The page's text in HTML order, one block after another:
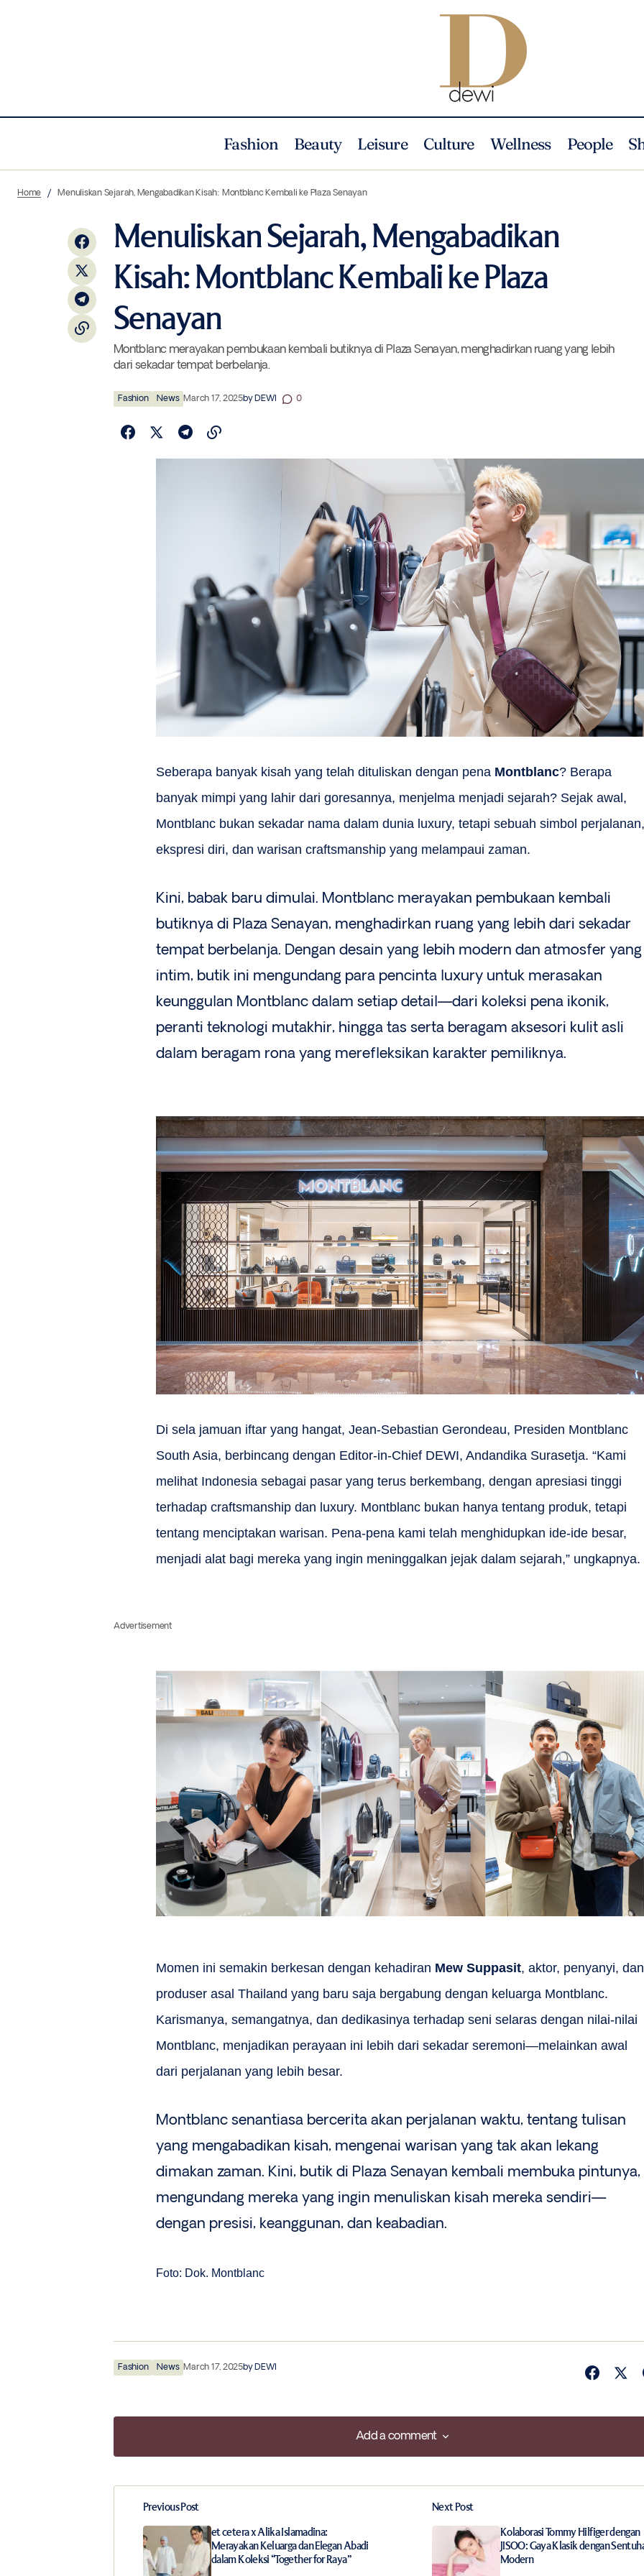
Fashion Beauty Leisure Culture Wellness People
Keluarga dan Elegan Abadi dalam Koleksi
Fashion News Menuliskan Sejarah, Mengabadikan Kisah: Montblanc Kembali ke
Home Menuliskan Sejarah, Mengabadikan Kisah: Montblanc Kembali ke Plaza Senayan
Menuliskan Sejarah, Mengabadikan
Kisah: Montblanc Kembali ke Plaza
Senayan
Montblanc merayakan pembukaan kembali butiknya di Plaza Senayan, menghadirkan ruang yang lebih
dari sekadar tempat berbelanja.
Fashion News March 17, 2025byDEWI 0
Seberapa banyak kisah yang telah dituliskan dengan pena Montblanc? Berapa
banyak mimpi yang lahir dari goresannya, menjelma menjadi sejarah? Sejak awal,
Montblanc bukan sekadar nama dalam dunia luxury, tetapi sebuah simbol perjalanan,
ekspresi diri, dan warisan craftsmanship yang melampaui zaman.
Kini, babak baru dimulai. Montblanc merayakan pembukaan kembali
butiknya di Plaza Senayan, menghadirkan ruang yang lebih dari sekadar
tempat berbelanja. Dengan desain yang lebih modern dan atmosfer yang
intim, butik ini mengundang para pencinta luxury untuk merasakan
keunggulan Montblanc dalam setiap detail—dari koleksi pena ikonik,
peranti teknologi mutakhir, hingga tas serta beragam aksesori kulit asli
dalam beragam rona yang merefleksikan karakter pemiliknya.
Di sela jamuan iftar yang hangat, Jean-Sebastian Gerondeau, Presiden Montblanc
South Asia, berbincang dengan Editor-in-Chief DEWI, Andandika Surasetja. “Kami
melihat Indonesia sebagai pasar yang terus berkembang, dengan apresiasi tinggi
terhadap craftsmanship dan luxury. Montblanc bukan hanya tentang produk, tetapi
tentang menciptakan warisan. Pena-pena kami telah menghidupkan ide-ide besar,
menjadi alat bagi mereka yang ingin meninggalkan jejak dalam sejarah,”
Advertisement
Momen ini semakin berkesan dengan kehadiran Mew Suppasit, aktor, penyanyi, dan
produser asal Thailand yang baru saja bergabung dengan keluarga Montblanc.
Karismanya, semangatnya, dan dedikasinya terhadap seni selaras dengan nilai-nilai
Montblanc, menjadikan perayaan ini lebih dari sekadar seremoni—melainkan awal
dari perjalanan yang lebih besar.
Montblanc senantiasa bercerita akan perjalanan waktu, tentang tulisan
yang mengabadikan kisah, mengenai warisan yang tak akan lekang
dimakan zaman. Kini, butik di Plaza Senayan kembali membuka pintunya,
mengundang mereka yang ingin menuliskan kisah mereka sendiri—
dengan presisi, keanggunan, dan keabadian.
Foto: Dok. Montblanc
Fashion News March 17, 2025byDEWI
Add a comment
Add a comment
Your email address will not be published. Required fields are marked
Comment *
Previous Post
et cetera x Alika Islamadina:
Merayakan Keluarga dan Elegan Abadi
dalam Koleksi “Together for Raya”
Next Post
Kolaborasi Tommy Hilfiger dengan
JISOO: Gaya Klasik dengan
Modern